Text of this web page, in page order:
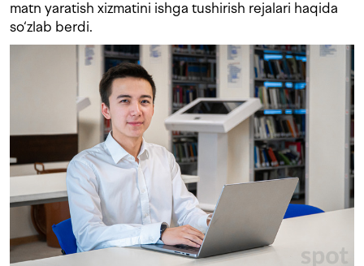
matn yaratish xizmatini ishga tushirish rejalari haqida
so‘zlab berdi.